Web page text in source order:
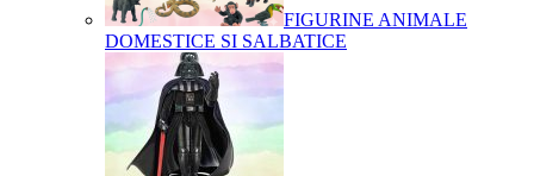
FIGURINE ANIMALE
DOMESTICE SI SALBATICE